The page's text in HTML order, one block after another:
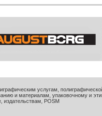
услугам,
и материалам, упаковочному и
издательствам, POSM